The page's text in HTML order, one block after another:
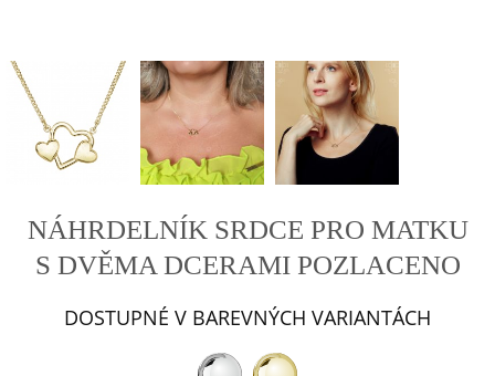
NÁHRDELNÍK SRDCE PRO MATKU
S DVĚMA DCERAMI POZLACENO
DOSTUPNÉ V BAREVNÝCH VARIANTÁCH